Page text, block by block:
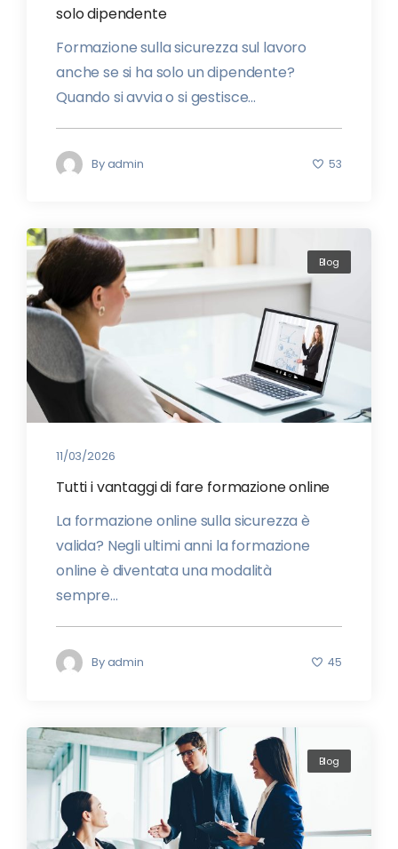
solo dipendente
Formazione sulla sicurezza sul lavoro
anche se si ha solo un dipendente?
Quando si avvia o si gestisce...
Byadmin 53
Blog
11/03/2026
Tutti i vantaggi di fare formazione online
La formazione online sulla sicurezza è
valida? Negli ultimi anni la formazione
online è diventata una modalità
sempre...
Byadmin 45
Blog